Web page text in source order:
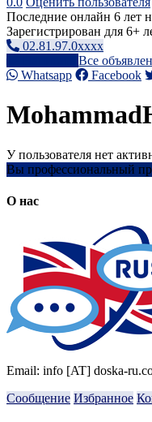
Последние онлайн 6 лет
Зарегистрирован для 6+
02.81.97.0xxxx
Все
Whatsapp
Facebook
У пользователя нет
Вы профессиональный
О нас
Email: info [AT] doska-
Сообщение Избранное